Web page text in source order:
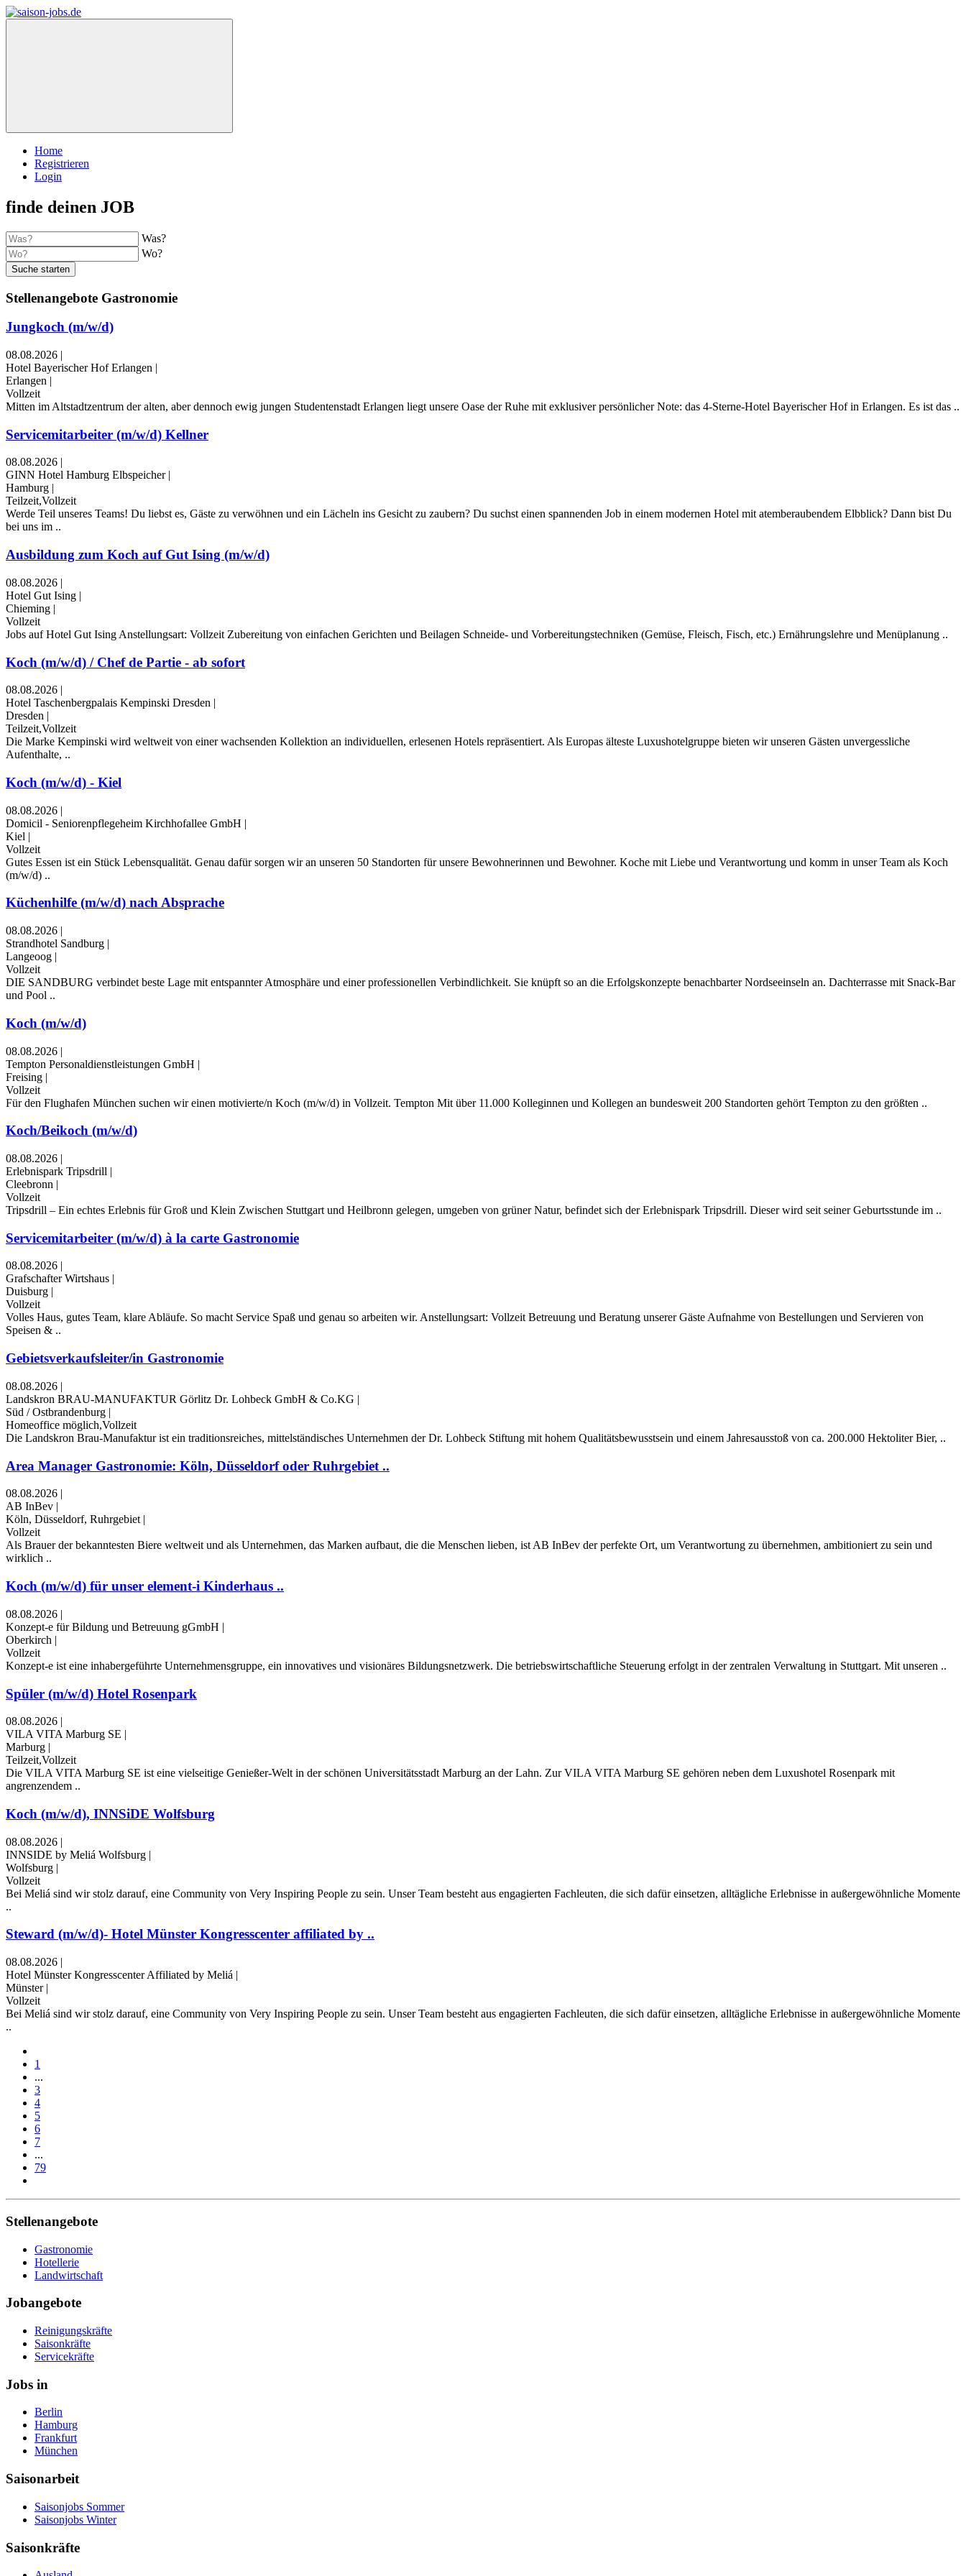
Home
Registrieren
Login
finde deinen JOB
Was?
Wo?
Suche starten
Stellenangebote Gastronomie
Jungkoch (m/w/d)
08.08.2026 |
Hotel Bayerischer Hof Erlangen |
Erlangen |
Vollzeit
Mitten im Altstadtzentrum der alten, aber dennoch ewig jungen Studentenstadt Erlangen liegt unsere Oase der Ruhe mit exklusiver persönlicher Note: das 4-Sterne-Hotel Bayerischer Hof in Erlangen. Es ist das ..
Servicemitarbeiter (m/w/d) Kellner
08.08.2026 |
GINN Hotel Hamburg Elbspeicher |
Hamburg |
Teilzeit,Vollzeit
Werde Teil unseres Teams! Du liebst es, Gäste zu verwöhnen und ein Lächeln ins Gesicht zu zaubern? Du suchst einen spannenden Job in einem modernen Hotel mit atemberaubendem Elbblick? Dann bist Du
bei uns im ..
Ausbildung zum Koch auf Gut Ising (m/w/d)
08.08.2026 |
Hotel Gut Ising |
Chieming |
Vollzeit
Jobs auf Hotel Gut Ising Anstellungsart: Vollzeit Zubereitung von einfachen Gerichten und Beilagen Schneide- und Vorbereitungstechniken (Gemüse, Fleisch, Fisch, etc.) Ernährungslehre und Menüplanung ..
Koch (m/w/d) / Chef de Partie - ab sofort
08.08.2026 |
Hotel Taschenbergpalais Kempinski Dresden |
Dresden |
Teilzeit,Vollzeit
Die Marke Kempinski wird weltweit von einer wachsenden Kollektion an individuellen, erlesenen Hotels repräsentiert. Als Europas älteste Luxushotelgruppe bieten wir unseren Gästen unvergessliche
Aufenthalte, ..
Koch (m/w/d) - Kiel
08.08.2026 |
Domicil - Seniorenpflegeheim Kirchhofallee GmbH |
Kiel |
Vollzeit
Gutes Essen ist ein Stück Lebensqualität. Genau dafür sorgen wir an unseren 50 Standorten für unsere Bewohnerinnen und Bewohner. Koche mit Liebe und Verantwortung und komm in unser Team als Koch
(m/w/d) ..
Küchenhilfe (m/w/d) nach Absprache
08.08.2026 |
Strandhotel Sandburg |
Langeoog |
Vollzeit
DIE SANDBURG verbindet beste Lage mit entspannter Atmosphäre und einer professionellen Verbindlichkeit. Sie knüpft so an die Erfolgskonzepte benachbarter Nordseeinseln an. Dachterrasse mit Snack-Bar
und Pool ..
Koch (m/w/d)
08.08.2026 |
Tempton Personaldienstleistungen GmbH |
Freising |
Vollzeit
Für den Flughafen München suchen wir einen motivierte/n Koch (m/w/d) in Vollzeit. Tempton Mit über 11.000 Kolleginnen und Kollegen an bundesweit 200 Standorten gehört Tempton zu den größten ..
Koch/Beikoch (m/w/d)
08.08.2026 |
Erlebnispark Tripsdrill |
Cleebronn |
Vollzeit
Tripsdrill – Ein echtes Erlebnis für Groß und Klein Zwischen Stuttgart und Heilbronn gelegen, umgeben von grüner Natur, befindet sich der Erlebnispark Tripsdrill. Dieser wird seit seiner Geburtsstunde im ..
Servicemitarbeiter (m/w/d) à la carte Gastronomie
08.08.2026
Grafschafter Wirtshaus
Duisburg
Vollzeit
Volles Haus, gutes Team, klare Abläufe. So macht Service Spaß und genau so arbeiten wir. Anstellungsart: Vollzeit Betreuung und Beratung unserer Gäste Aufnahme von Bestellungen und Servieren von
Speisen & ..
Gebietsverkaufsleiter/in Gastronomie
08.08.2026 |
Landskron BRAU-MANUFAKTUR Görlitz Dr. Lohbeck GmbH & Co.KG |
Süd / Ostbrandenburg |
Homeoffice möglich,Vollzeit
Die Landskron Brau-Manufaktur ist ein traditionsreiches, mittelständisches Unternehmen der Dr. Lohbeck Stiftung mit hohem Qualitätsbewusstsein und einem Jahresausstoß von ca. 200.000 Hektoliter Bier, ..
Area Manager Gastronomie: Köln, Düsseldorf oder Ruhrgebiet ..
08.08.2026 |
AB InBev |
Köln, Düsseldorf, Ruhrgebiet |
Vollzeit
Als Brauer der bekanntesten Biere weltweit und als Unternehmen, das Marken aufbaut, die die Menschen lieben, ist AB InBev der perfekte Ort, um Verantwortung zu übernehmen, ambitioniert zu sein und
wirklich ..
Koch (m/w/d) für unser element-i Kinderhaus ..
08.08.2026 |
Konzept-e für Bildung und Betreuung gGmbH |
Oberkirch |
Vollzeit
Konzept-e ist eine inhabergeführte Unternehmensgruppe, ein innovatives und visionäres Bildungsnetzwerk. Die betriebswirtschaftliche Steuerung erfolgt in der zentralen Verwaltung in Stuttgart. Mit unseren ..
Spüler (m/w/d) Hotel Rosenpark
08.08.2026 |
VILA VITA Marburg SE |
Marburg |
Teilzeit,Vollzeit
Die VILA VITA Marburg SE ist eine vielseitige Genießer-Welt in der schönen Universitätsstadt Marburg an der Lahn. Zur VILA VITA Marburg SE gehören neben dem Luxushotel Rosenpark mit
angrenzendem ..
Koch (m/w/d), INNSiDE Wolfsburg
08.08.2026 |
INNSIDE by Meliá Wolfsburg |
Wolfsburg |
Vollzeit
Bei Meliá sind wir stolz darauf, eine Community von Very Inspiring People zu sein. Unser Team besteht aus engagierten Fachleuten, die sich dafür einsetzen, alltägliche Erlebnisse in außergewöhnliche Momente
..
Steward (m/w/d)- Hotel Münster Kongresscenter affiliated by ..
08.08.2026 |
Hotel Münster Kongresscenter Affiliated by Meliá |
Münster |
Vollzeit
Bei Meliá sind wir stolz darauf, eine Community von Very Inspiring People zu sein. Unser Team besteht aus engagierten Fachleuten, die sich dafür einsetzen, alltägliche Erlebnisse in außergewöhnliche Momente
..
1
...
3
4
5
6
7
...
79
Stellenangebote
Gastronomie
Hotellerie
Landwirtschaft
Jobangebote
Reinigungskräfte
Saisonkräfte
Servicekräfte
Jobs in
Berlin
Hamburg
Frankfurt
München
Saisonarbeit
Saisonjobs Sommer
Saisonjobs Winter
Saisonkräfte